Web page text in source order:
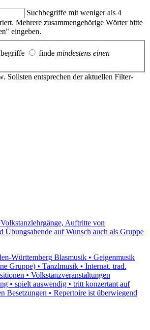
Suchbegriffe mit weniger als 4
Mehrere zusammengehörige Wörter bitte
eingeben.
finde mindestens einen
Solisten entsprechen der aktuellen Filter-
Auftritte von
Übungsabende auf Wunsch auch als Gruppe
Württemberg Blasmusik • Geigenmusik
Gruppe) • Tanzlmusik • Internat. trad.
• Volkstanzveranstaltungen
• spielt auswendig • tritt konzertant auf
Besetzungen • Repertoire ist überwiegend